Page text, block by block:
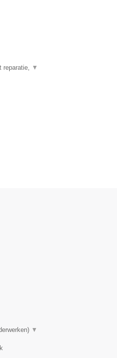
reparatie, ▼
▼